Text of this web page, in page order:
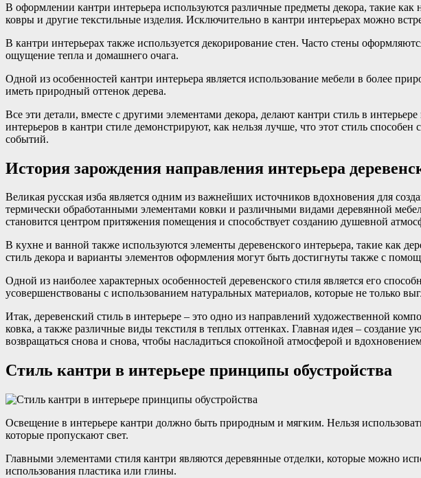
В оформлении кантри интерьера используются различные предметы декора, такие
ковры и другие текстильные изделия. Исключительно в кантри интерьерах можно
В кантри интерьерах также используется декорирование стен. Часто стены
ощущение тепла и домашнего очага.
Одной из особенностей кантри интерьера является использование мебели в более
иметь природный оттенок дерева.
Все эти детали, вместе с другими элементами декора, делают кантри стиль в
интерьеров в кантри стиле демонстрируют, как нельзя лучше, что этот стиль
событий.
История зарождения направления интерьера
Великая русская изба является одним из важнейших источников вдохновения для
термически обработанными элементами ковки и различными видами деревянной
становится центром притяжения помещения и способствует созданию душевной
В кухне и ванной также используются элементы деревенского интерьера, такие как
стиль декора и варианты элементов оформления могут быть достигнуты также с
Одной из наиболее характерных особенностей деревенского стиля является его
усовершенствованы с использованием натуральных материалов, которые не только
Итак, деревенский стиль в интерьере – это одно из направлений художественной
ковка, а также различные виды текстиля в теплых оттенках. Главная идея –
возвращаться снова и снова, чтобы насладиться спокойной атмосферой и
Стиль кантри в интерьере принципы обустройства
Освещение в интерьере кантри должно быть природным и мягким. Нельзя
которые пропускают свет.
Главными элементами стиля кантри являются деревянные отделки, которые можно
использования пластика или глины.